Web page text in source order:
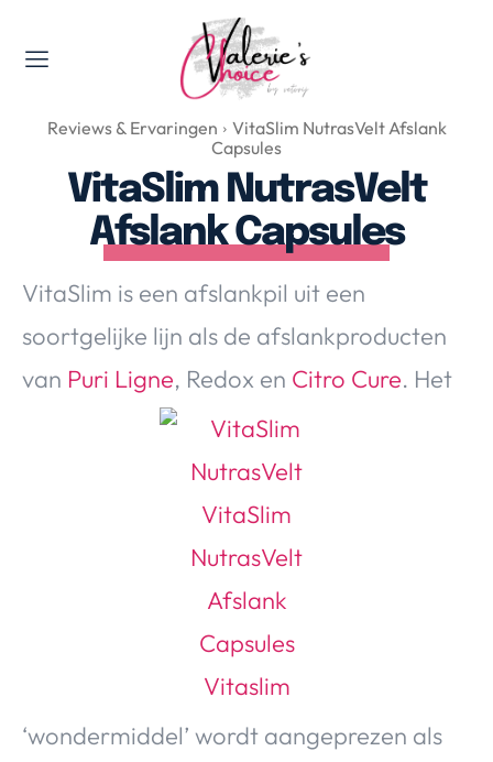
Valerie's Topics
Travel & Culture
Food & Drinks
Happyness & Opmerkelijk
Lifestyle, Sport & Duurzaamheid
Top 5 van Valerie
Health & Beauty
Huis & Tuin
Nieuws & Media
Over Valerie
Contact
VALERIE'S CHOICE
Food & Drinks Health & Beauty Gadgets
Huis & Tuin
Reviews & Ervaringen
VitaSlim NutrasVelt Afslank
Capsules
VitaSlim NutrasVelt
Afslank Capsules
VitaSlim is een afslankpil uit een
soortgelijke lijn als de afslankproducten
van Puri Ligne, Redox en Citro Cure. Het
‘wondermiddel’ wordt aangeprezen als